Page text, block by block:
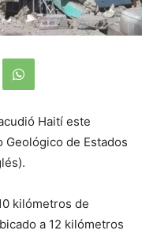
Haití este
de Estados
kilómetros de
a 12 kilómetros